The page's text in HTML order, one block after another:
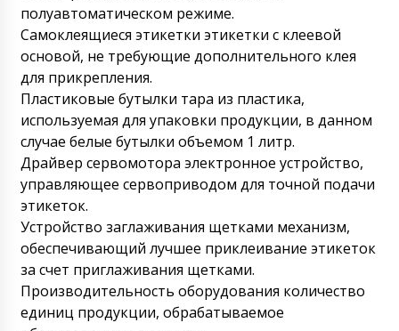
полуавтоматическом режиме.
Самоклеящиеся этикетки этикетки с клеевой
основой, не требующие дополнительного клея
для прикрепления.
Пластиковые бутылки тара из пластика,
используемая для упаковки продукции, в данном
случае белые бутылки объемом 1 литр.
Драйвер сервомотора электронное устройство,
управляющее сервоприводом для точной подачи
этикеток.
Устройство заглаживания щетками механизм,
обеспечивающий лучшее приклеивание этикеток
за счет приглаживания щетками.
Производительность оборудования количество
единиц продукции, обрабатываемое